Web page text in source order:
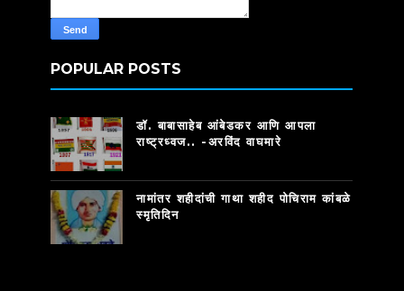
POPULAR POSTS
डॉ. बाबासाहेब आंबेडकर आणि आपला
राष्ट्रध्वज.. -अरविंद वाघमारे
नामांतर शहीदांची गाथा शहीद पोचिराम कांबळे
स्मृतिदिन